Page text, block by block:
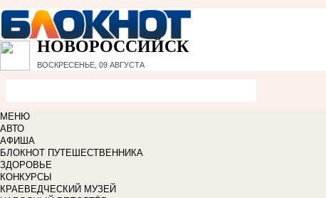
НОВОРОССИЙСК
ВОСКРЕСЕНЬЕ, 09 АВГУСТА
МЕНЮ
АВТО
АФИША
БЛОКНОТ ПУТЕШЕСТВЕННИКА
ЗДОРОВЬЕ
КОНКУРСЫ
КРАЕВЕДЧЕСКИЙ МУЗЕЙ